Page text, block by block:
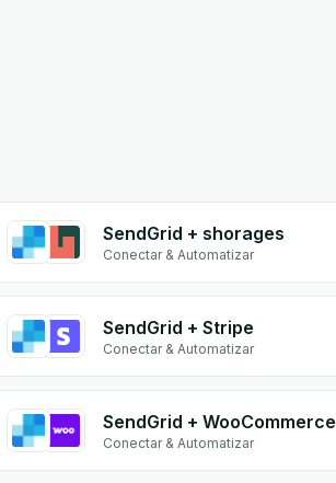
SendGrid + shorages
Conectar & Automatizar
SendGrid + Stripe
Conectar & Automatizar
SendGrid + WooCommerce
Conectar & Automatizar